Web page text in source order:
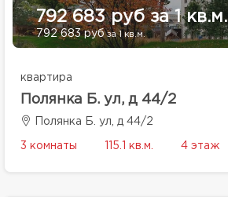
792 683 руб за 1 кв.м.
792 683 рубза 1 кв.м.
квартира
Полянка Б. ул, д 44/2
Полянка Б. ул, д 44/2
3 комнаты 115.1 кв.м. 4 этаж